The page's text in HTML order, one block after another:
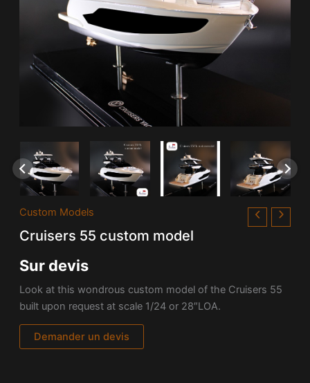
Custom Models
Cruisers 55 custom model
Sur devis
Look at this wondrous custom model of the Cruisers 55
built upon request at scale 1/24 or 28″LOA.
Demander un devis